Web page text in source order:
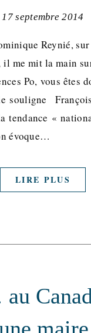
17 septembre 2014
Reynié,
me mit la main
Po, vous
le souligne
«
évoque…
LIRE PLUS